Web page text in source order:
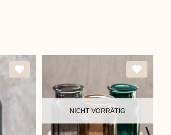
NICHT VORRÄTIG